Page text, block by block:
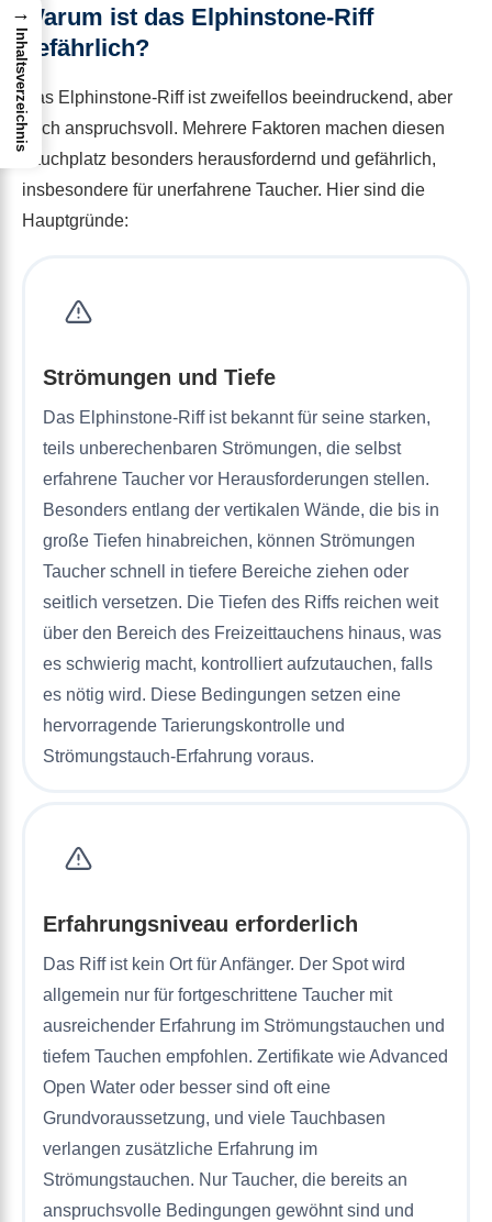
Warum ist das Elphinstone-Riff
gefährlich?
Das Elphinstone-Riff ist zweifellos beeindruckend, aber
auch anspruchsvoll. Mehrere Faktoren machen diesen
Tauchplatz besonders herausfordernd und gefährlich,
insbesondere für unerfahrene Taucher. Hier sind die
Hauptgründe:
Strömungen und Tiefe
Das Elphinstone-Riff ist bekannt für seine starken,
teils unberechenbaren Strömungen, die selbst
erfahrene Taucher vor Herausforderungen stellen.
Besonders entlang der vertikalen Wände, die bis in
große Tiefen hinabreichen, können Strömungen
Taucher schnell in tiefere Bereiche ziehen oder
seitlich versetzen. Die Tiefen des Riffs reichen weit
über den Bereich des Freizeittauchens hinaus, was
es schwierig macht, kontrolliert aufzutauchen, falls
es nötig wird. Diese Bedingungen setzen eine
hervorragende Tarierungskontrolle und
Strömungstauch-Erfahrung voraus.
Erfahrungsniveau erforderlich
Das Riff ist kein Ort für Anfänger. Der Spot wird
allgemein nur für fortgeschrittene Taucher mit
ausreichender Erfahrung im Strömungstauchen und
tiefem Tauchen empfohlen. Zertifikate wie Advanced
Open Water oder besser sind oft eine
Grundvoraussetzung, und viele Tauchbasen
verlangen zusätzliche Erfahrung im
Strömungstauchen. Nur Taucher, die bereits an
anspruchsvolle Bedingungen gewöhnt sind und
→
Inhaltsverzeichnis